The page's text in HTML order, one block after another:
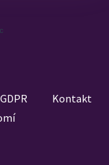
GDPR
Kontakt